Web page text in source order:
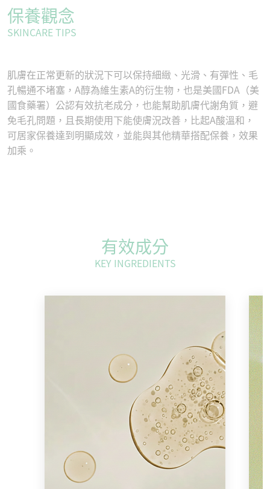
保養觀念
SKINCARE TIPS
肌膚在正常更新的狀況下可以保持細緻、光滑、有彈性、毛
孔暢通不堵塞，A醇為維生素A的衍生物，也是美國FDA（美
國食藥署）公認有效抗老成分，也能幫助肌膚代謝角質，避
免毛孔問題，且長期使用下能使膚況改善，比起A酸溫和，
可居家保養達到明顯成效，並能與其他精華搭配保養，效果
加乘。
有效成分
KEY INGREDIENTS